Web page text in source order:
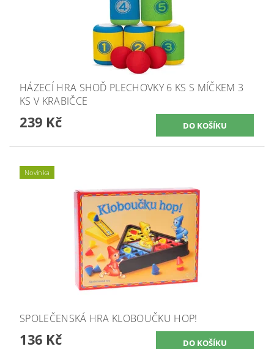
HÁZECÍ HRA SHOĎ PLECHOVKY 6 KS S MÍČKEM 3
KS V KRABIČCE
239 Kč
Novinka
SPOLEČENSKÁ HRA KLOBOUČKU HOP!
136 Kč